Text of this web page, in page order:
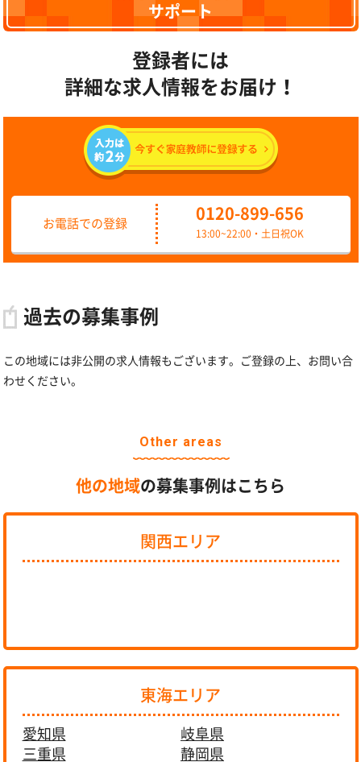
サポート
登録者には
詳細な求人情報をお届け！
お電話での登録
0120-899-656
13:00~22:00・土日祝OK
過去の募集事例
この地域には非公開の求人情報もございます。ご登録の上、お問い合
わせください。
Other areas
他の地域の募集事例はこちら
関西エリア
東海エリア
愛知県
岐阜県
三重県
静岡県